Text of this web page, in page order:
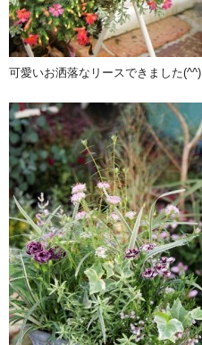
可愛いお洒落なリースできました(^^)